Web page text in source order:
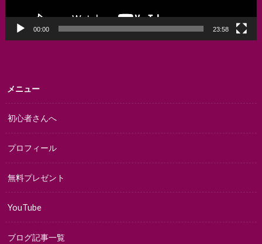
00:00 23:58
メニュー
初心者さんへ
プロフィール
無料プレゼント
YouTube
ブログ記事一覧